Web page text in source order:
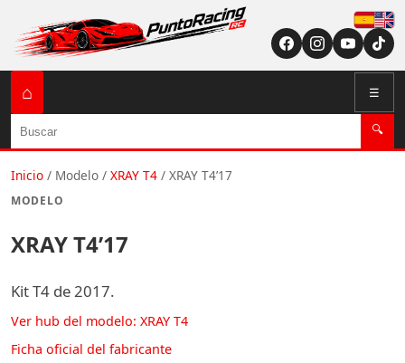
English (US /
⌂ ☰
Buscar 🔍
Inicio / Modelo / XRAY T4 / XRAY T4’17
MODELO
XRAY T4’17
Kit T4 de 2017.
Ver hub del modelo: XRAY T4
Ficha oficial del fabricante